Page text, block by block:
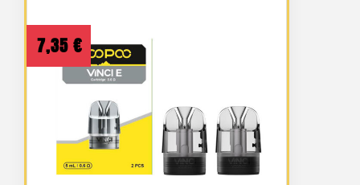
7,35 €